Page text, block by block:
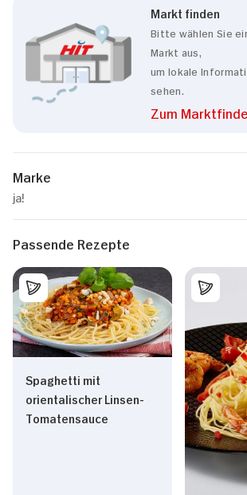
Markt finden
Bitte wählen Sie
Markt aus,
um lokale
sehen.
Zum
Marke
ja!
Passende Rezepte
Spaghetti mit
orientalischer Linsen-
Tomatensauce